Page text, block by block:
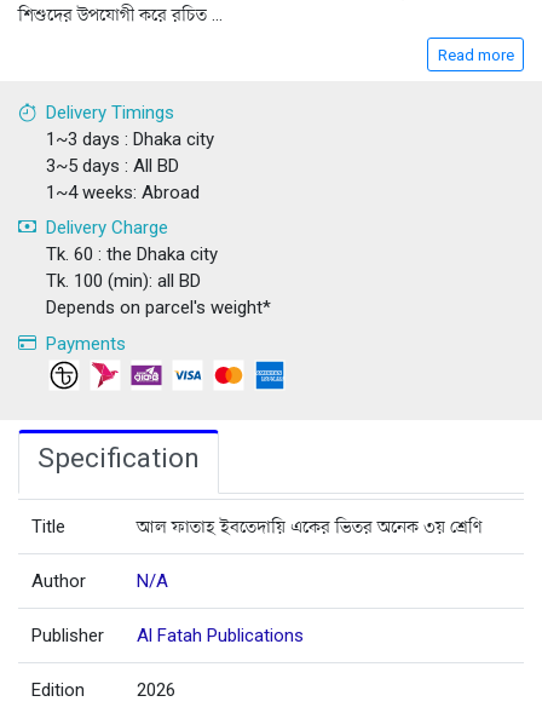
শিশুদের উপযোগী করে রচিত ...
Read more
Delivery Timings
1~3 days : Dhaka city
3~5 days : All BD
1~4 weeks: Abroad
Delivery Charge
Tk. 60 : the Dhaka city
Tk. 100 (min): all BD
Depends on parcel's weight*
Payments
Specification
Title আল ফাতাহ ইবতেদায়ি একের ভিতর অনেক ৩য় শ্রেণি
Author N/A
Publisher Al Fatah Publications
Edition 2026